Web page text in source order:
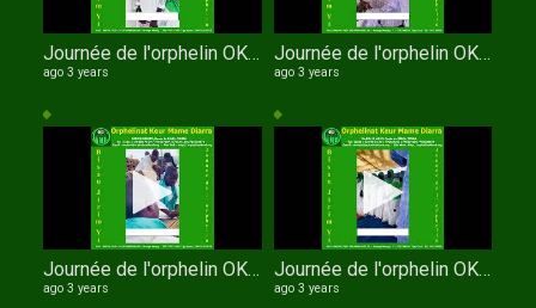
Journée de l'orphelin OKMD entrée des enfants
ago 3 years
Journée de l'orphelin OKMD xasida pensionnaires
ago 3 years
Journée de l'orphelin OKMD XASSIDA MIDADI GARCONS
ago 3 years
Journée de l'orphelin OKMD chant des filles
ago 3 years